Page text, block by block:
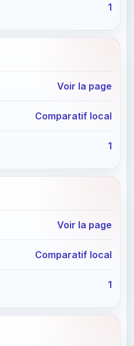
1
Voir la page
Comparatif local
1
Voir la page
Comparatif local
1